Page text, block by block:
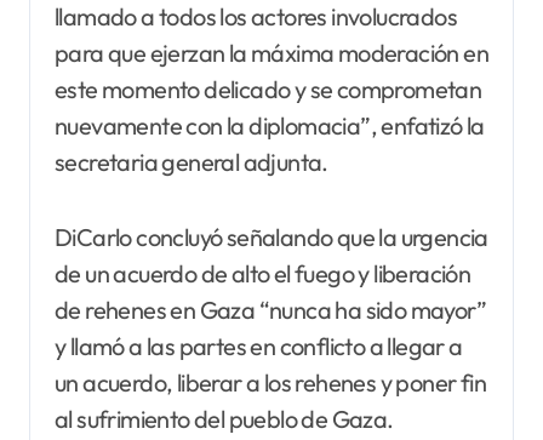
llamado a todos los actores involucrados
para que ejerzan la máxima moderación en
este momento delicado y se comprometan
nuevamente con la diplomacia”, enfatizó la
secretaria general adjunta.
DiCarlo concluyó señalando que la urgencia
de un acuerdo de alto el fuego y liberación
de rehenes en Gaza “nunca ha sido mayor”
y llamó a las partes en conflicto a llegar a
un acuerdo, liberar a los rehenes y poner fin
al sufrimiento del pueblo de Gaza.